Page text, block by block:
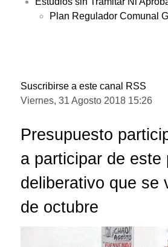
Plan Regulador Comunal
Suscribirse a este canal RSS
Viernes, 31 Agosto 2018 15:26
Presupuesto
a participar de este
deliberativo que se
de octubre